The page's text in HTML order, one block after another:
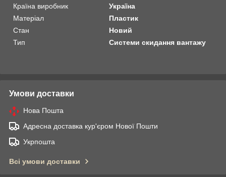
Країна виробник
Україна
Матеріал
Пластик
Стан
Новий
Тип
Системи скидання вантажу
Умови доставки
Нова Пошта
Адресна доставка кур'єром Нової Пошти
Укрпошта
Всі умови доставки